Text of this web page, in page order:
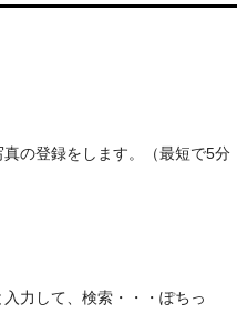
の登録をします。（最短で5分
力して、検索・・・ぽちっ